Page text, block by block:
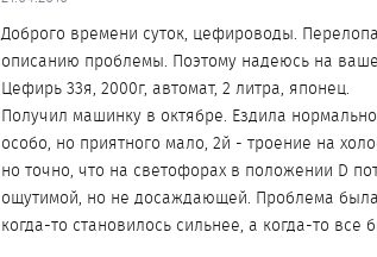
Доброго времени суток, цефироводы.
описанию проблемы. Поэтому надеюсь на
Цефирь 33я, 2000г, автомат, 2 литра, японец.
Получил машинку в октябре. Ездила
особо, но приятного мало, 2й - троение на
но точно, что на светофорах в положении D
ощутимой, но не досаждающей. Проблема
когда-то становилось сильнее, а когда-то